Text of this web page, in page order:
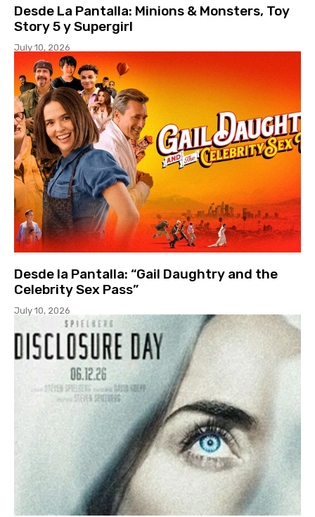
Desde La Pantalla: Minions & Monsters, Toy
Story 5 y Supergirl
July 10, 2026
Desde la Pantalla: “Gail Daughtry and the
Celebrity Sex Pass”
July 10, 2026